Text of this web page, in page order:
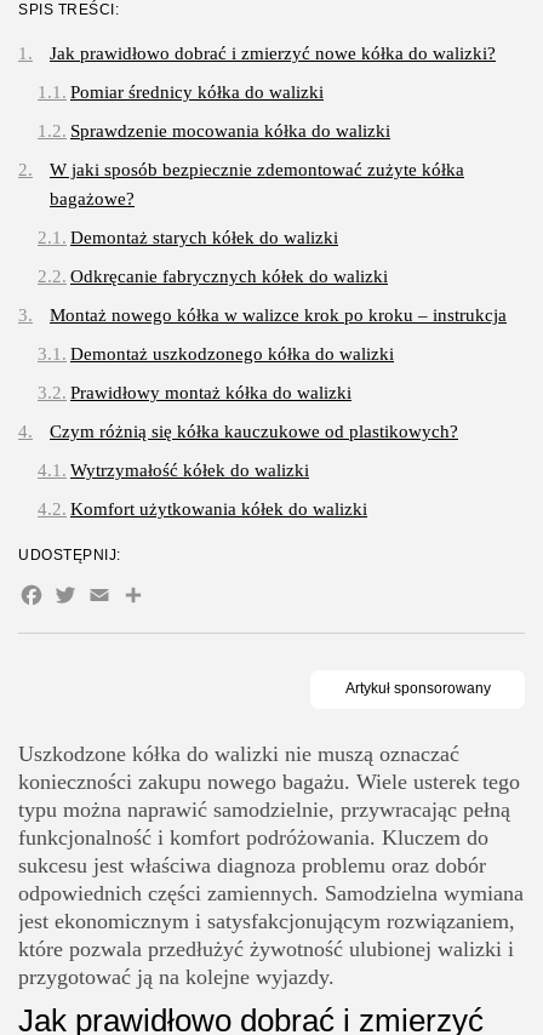
Obiady w łódzkim biurowcu: co
OPUBLIKOWAŁ: REDAKCJA 27 LIPCA, 2026
POPULARNE KATEGORIE
Dom i Ogród
212 Artykułów
83 Artykułów
35 Artykułów
Edukacja i Nauka
27 Artykułów
Zoologia/Rolnictwo/Leśnictwo
Uszkodzone kółka do walizki nie muszą oznaczać
konieczności zakupu nowego bagażu. Wiele usterek tego
typu można naprawić samodzielnie, przywracając pełną
funkcjonalność i komfort podróżowania. Kluczem do
sukcesu jest właściwa diagnoza problemu oraz dobór
odpowiednich części zamiennych. Samodzielna wymiana
jest ekonomicznym i satysfakcjonującym rozwiązaniem,
które pozwala przedłużyć żywotność ulubionej walizki i
przygotować ją na kolejne wyjazdy.
Jak prawidłowo dobrać i zmierzyć
SPIS TREŚCI:
Jak prawidłowo dobrać i zmierzyć nowe kółka do walizki?
Pomiar średnicy kółka do walizki
Sprawdzenie mocowania kółka do walizki
W jaki sposób bezpiecznie zdemontować zużyte kółka
bagażowe?
Demontaż starych kółek do walizki
Odkręcanie fabrycznych kółek do walizki
Montaż nowego kółka w walizce krok po kroku – instrukcja
Demontaż uszkodzonego kółka do walizki
Prawidłowy montaż kółka do walizki
Czym różnią się kółka kauczukowe od plastikowych?
Wytrzymałość kółek do walizki
Komfort użytkowania kółek do walizki
Cena kółek do walizki
Czy można wymienić tylko jedno kółko, czy lepiej całą parę?
Jakie są najczęstsze błędy przy samodzielnej wymianie kółek?
Błędny dobór zamiennych kółek do walizki
Niewłaściwe narzędzia do wymiany kółka w walizce
Kiedy wymiana kółek w walizce jest bardziej opłacalna niż
naprawa?
Koszt nowych kółek do walizki
Dostępność zamiennych kółek do walizki
UDOSTĘPNIJ:
Facebook
Twitter
EmailShare